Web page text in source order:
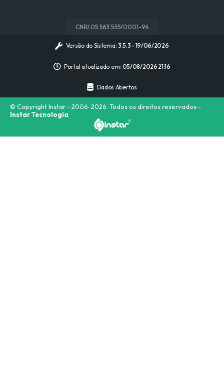
CNPJ:05.563.535/0001-94
Versão do Sistema: 3.5.3 - 19/06/2026
Portal atualizado em: 05/08/2026 21:16
Dados Abertos
© Copyright Instar - 2006-2026. Todos os direitos reservados -
Instar Tecnologia